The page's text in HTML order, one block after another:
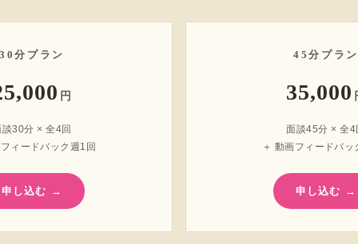
30分プラン
円
談30分 × 全4回
ィードバック週1回
申し込む →
45分プラン
35,000
面談45分 × 全4
＋ 動画フィードバッ
申し込む →